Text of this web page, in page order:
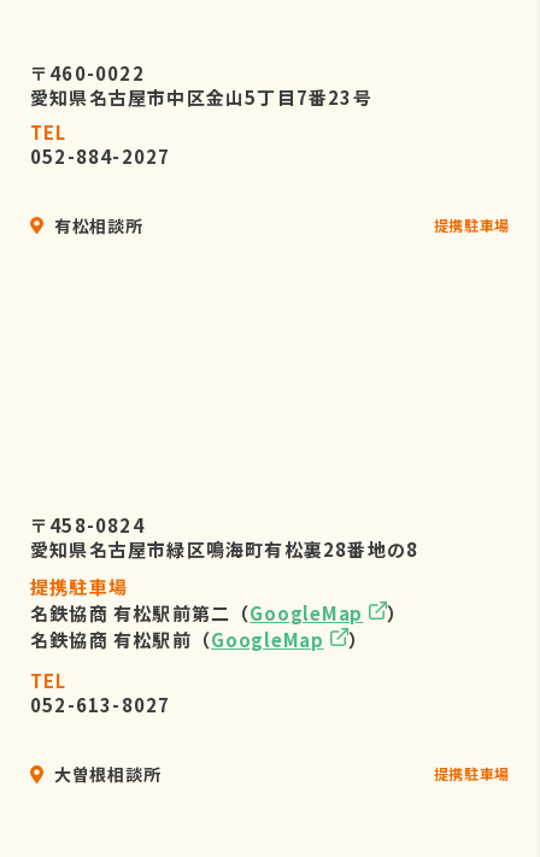
〒460-0022
愛知県名古屋市中区金山5丁目7番23号
TEL
052-884-2027
有松相談所 提携駐車場
〒458-0824
愛知県名古屋市緑区鳴海町有松裏28番地の8
提携駐車場
名鉄協商 有松駅前第二（GoogleMap
）
名鉄協商 有松駅前（GoogleMap
）
TEL
052-613-8027
大曽根相談所 提携駐車場